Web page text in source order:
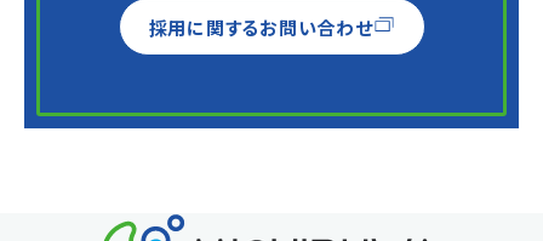
採用に関するお問い合わせ